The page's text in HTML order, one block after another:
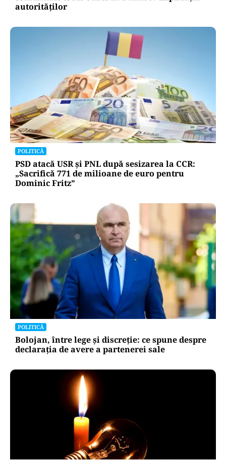
autorităților
POLITICĂ
PSD atacă USR și PNL după sesizarea la CCR:
„Sacrifică 771 de milioane de euro pentru
Dominic Fritz”
POLITICĂ
Bolojan, între lege și discreție: ce spune despre
declarația de avere a partenerei sale